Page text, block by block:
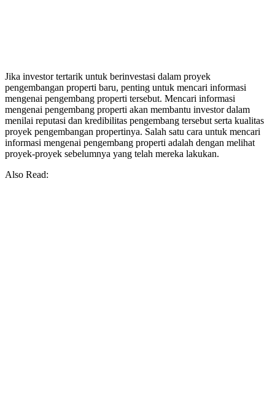
Jika investor tertarik untuk berinvestasi dalam proyek
pengembangan properti baru, penting untuk mencari informasi
mengenai pengembang properti tersebut. Mencari informasi
mengenai pengembang properti akan membantu investor dalam
menilai reputasi dan kredibilitas pengembang tersebut serta kualitas
proyek pengembangan propertinya. Salah satu cara untuk mencari
informasi mengenai pengembang properti adalah dengan melihat
proyek-proyek sebelumnya yang telah mereka lakukan.
Also Read: